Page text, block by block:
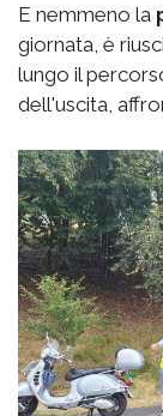
E nemmeno la
giornata, è
lungo il
dell'uscita,